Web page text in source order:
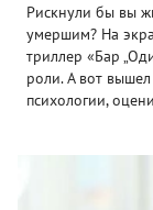
Рискнули бы вы
умершим? На
триллер «Бар
роли. А вот
психологии,